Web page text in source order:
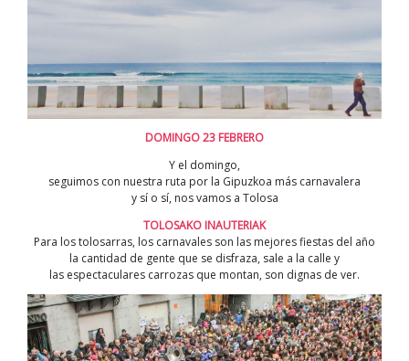
DOMINGO 23 FEBRERO
Y el domingo,
seguimos con nuestra ruta por la Gipuzkoa más carnavalera
y sí o sí, nos vamos a Tolosa
TOLOSAKO INAUTERIAK
Para los tolosarras, los carnavales son las mejores fiestas del año
la cantidad de gente que se disfraza, sale a la calle y
las espectaculares carrozas que montan, son dignas de ver.